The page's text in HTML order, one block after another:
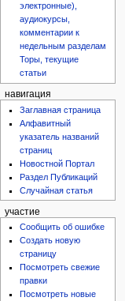
электронные),
аудиокурсы,
комментарии к
недельным разделам
Торы, текущие
статьи
навигация
Заглавная страница
Алфавитный
указатель названий
страниц
Новостной Портал
Раздел Публикаций
Случайная статья
участие
Сообщить об ошибке
Создать новую
страницу
Посмотреть свежие
правки
Посмотреть новые